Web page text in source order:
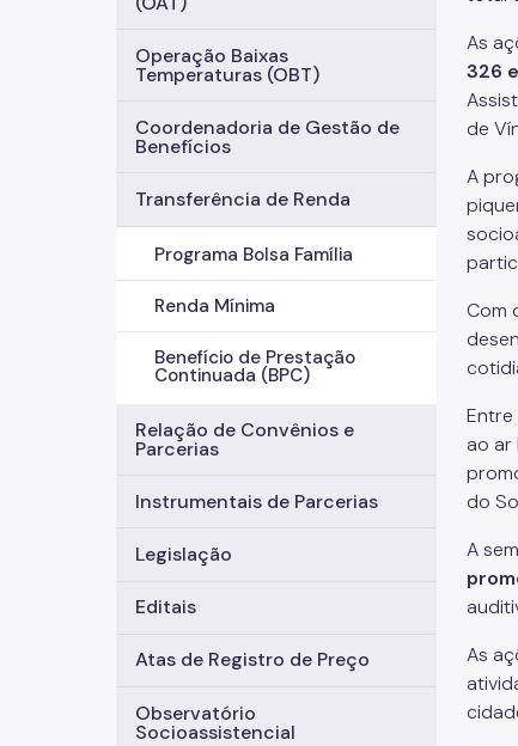
Operação Baixas
Temperaturas (OBT)
Coordenadoria de Gestão de
Benefícios
Transferência de Renda
Programa Bolsa Família
Renda Mínima
Benefício de Prestação
Continuada (BPC)
Relação de Convênios e
Parcerias
Instrumentais de Parcerias
Legislação
Editais
Atas de Registro de Preço
Observatório
Socioassistencial
As
326
de
A
Com
Entre
ao ar
do
A
As